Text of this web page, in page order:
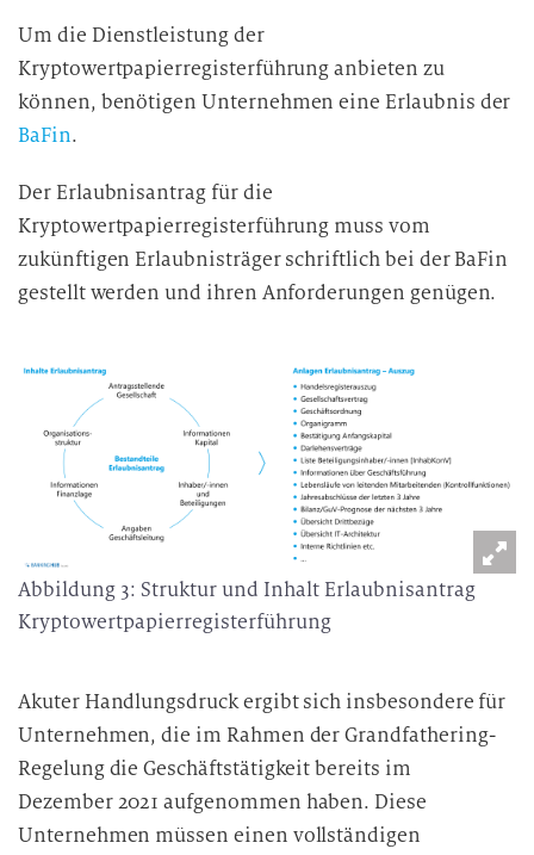
Um die Dienstleistung der
Kryptowertpapierregisterführung anbieten zu
können, benötigen Unternehmen eine Erlaubnis der
BaFin.
Der Erlaubnisantrag für die
Kryptowertpapierregisterführung muss vom
zukünftigen Erlaubnisträger schriftlich bei der BaFin
gestellt werden und ihren Anforderungen genügen.
Abbildung 3: Struktur und Inhalt Erlaubnisantrag
Kryptowertpapierregisterführung
Akuter Handlungsdruck ergibt sich insbesondere für
Unternehmen, die im Rahmen der Grandfathering-
Regelung die Geschäftstätigkeit bereits im
Dezember 2021 aufgenommen haben. Diese
Unternehmen müssen einen vollständigen